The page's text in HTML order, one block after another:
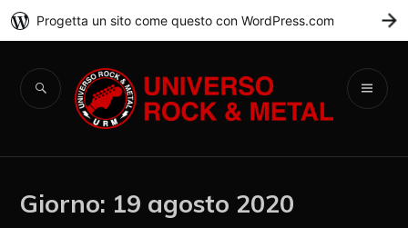
Universo Rock &
Metal
Giorno: 19 agosto 2020
Progetta un sito come questo con WordPress.com